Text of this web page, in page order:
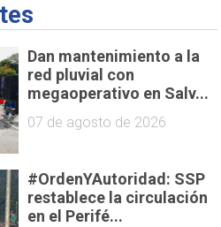
Dan mantenimiento a la
red pluvial con
megaoperativo en Salv...
07 de agosto de 2026
#OrdenYAutoridad: SSP
restablece la circulación
en el Perifé...